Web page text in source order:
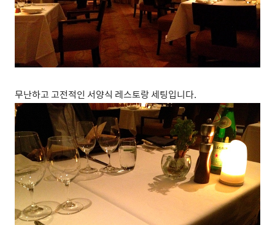
무난하고 고전적인 서양식 레스토랑 세팅입니다.